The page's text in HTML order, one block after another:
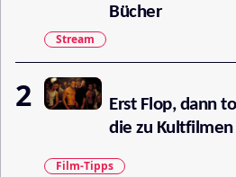
Bücher
Stream
Erst Flop, dann
die zu
Film-Tipps